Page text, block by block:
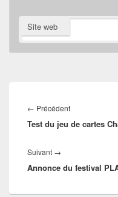
Site web
de
l’article
← PrécédentArticle
précédent :
Test du jeu de cartes
Suivant →
suivant :
Annonce du festival